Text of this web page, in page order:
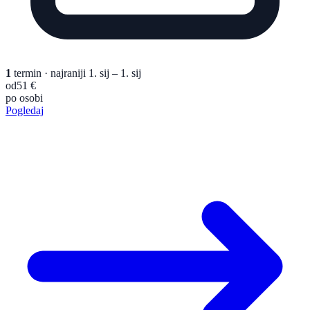
1 termin · najraniji 1. sij – 1. sij
od51 €
po osobi
Pogledaj